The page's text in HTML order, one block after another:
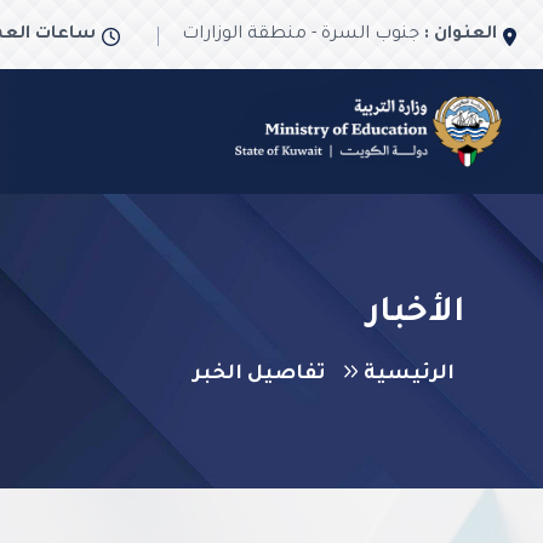
العنوان : جنوب السرة - منطقة الوزارات ساعات
الأخبار
الرئيسية تفاصيل الخبر